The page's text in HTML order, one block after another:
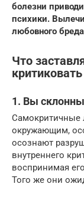
болезни
психики.
любовного
Что
1. Вы
Самокритичные
окружающим,
осознают
внутреннего
воспринимая
Того же они